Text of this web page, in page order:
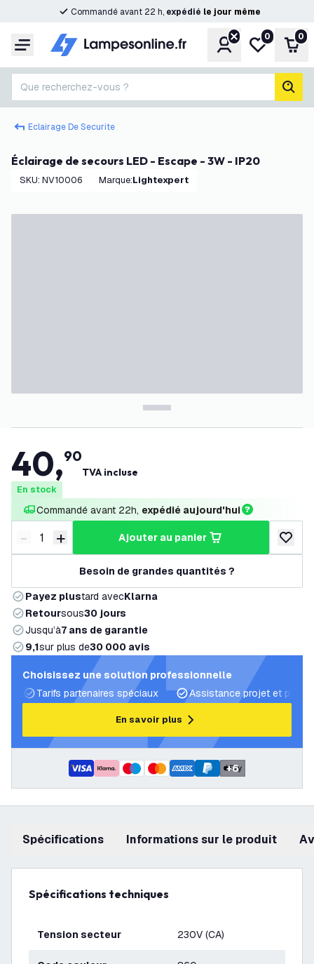
Commandé avant 22 h, expédié le jour même
Menu CompteMa liste de
0 0
Que recherchez-vous ?
Eclairage De Securite
Éclairage de secours LED - Escape - 3W - IP20
SKU: NV10006 Marque: Lightexpert
40,90
TVA incluse
En stock
Commandé avant 22h, expédié aujourd'hui
Diminuer la quantité
- Augmenter la quantité
+ ajouter au panier
Besoin de grandes quantités ?
Payez plustard avecKlarna
Retoursous30 jours
Jusqu’à7 ans de garantie
9,1sur plus de30 000 avis
Choisissez une solution professionnelle
Tarifs partenaires spéciaux
Assistance projet et plans
En savoir plus
+6
Spécifications Informations sur le produit
Spécifications techniques
Tension secteur 230V (CA)